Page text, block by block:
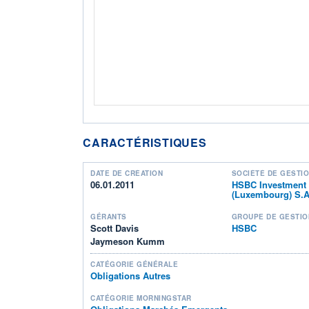
CARACTÉRISTIQUES
DATE DE CRÉATION
06.01.2011
SOCIÉTÉ DE
HSBC
(Luxembourg)
GÉRANTS
Scott Davis
Jaymeson Kumm
GROUPE DE
HSBC
CATÉGORIE GÉNÉRALE
Obligations Autres
CATÉGORIE MORNINGSTAR